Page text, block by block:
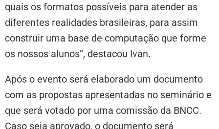
quais os formatos possíveis para atender as
diferentes realidades brasileiras, para assim
construir uma base de computação que forme
os nossos alunos”, destacou Ivan.
Após o evento será elaborado um documento
com as propostas apresentadas no seminário e
que será votado por uma comissão da BNCC.
Caso seja aprovado, o documento será